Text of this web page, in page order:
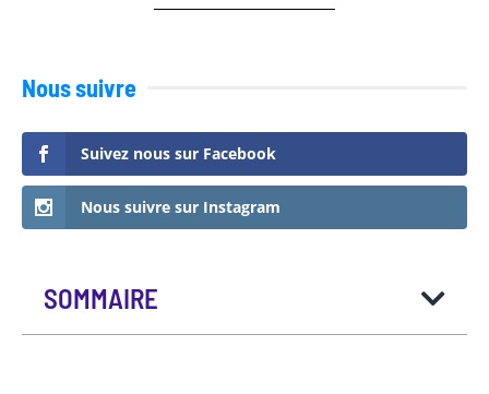
Nous suivre
Suivez nous sur Facebook
Nous suivre sur Instagram
SOMMAIRE